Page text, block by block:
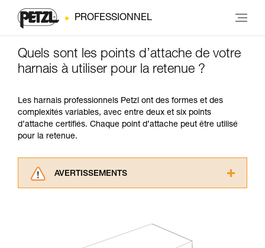
PROFESSIONNEL
Quels sont les points d’attache de votre
harnais à utiliser pour la retenue ?
Les harnais professionnels Petzl ont des formes et des
complexités variables, avec entre deux et six points
d’attache certifiés. Chaque point d’attache peut être utilisé
pour la retenue.
AVERTISSEMENTS
informations de la notice technique pour
pouvoir comprendre ce complément